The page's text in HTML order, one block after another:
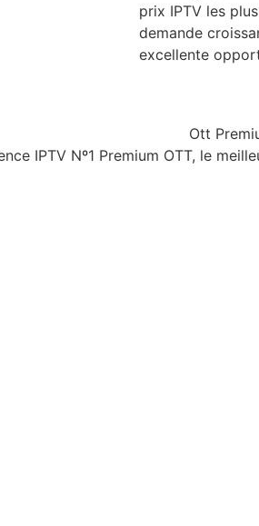
prix IPTV les
demande
excellente
Ott
IPTV Nº1 Premium OTT, le